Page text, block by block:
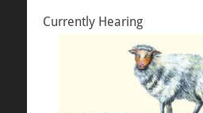
Currently Hearing